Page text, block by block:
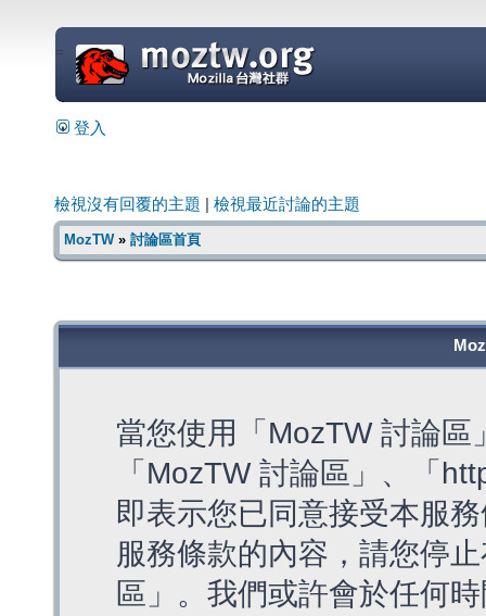
=
登入
檢視沒有回覆的主題 檢視最近討論的主題
MozTW» 討論區首頁
當您使用「MozTW 討論
「MozTW 討論區」、「
即表示您已同意接受本服
服務條款的內容，請您停
區」。我們或許會於任何